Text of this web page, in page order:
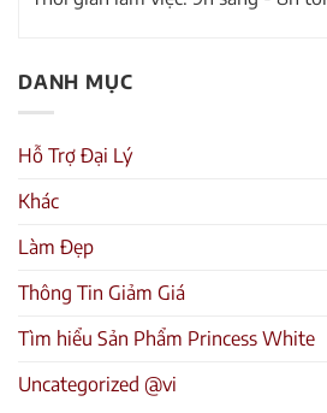
DANH MỤC
Hỗ Trợ Đại Lý
Khác
Làm Đẹp
Thông Tin Giảm Giá
Tìm hiểu Sản Phẩm Princess White
Uncategorized @vi